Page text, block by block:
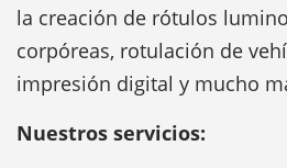
la creación de rótulos
corpóreas, rotulación de
impresión digital y mucho
Nuestros servicios: